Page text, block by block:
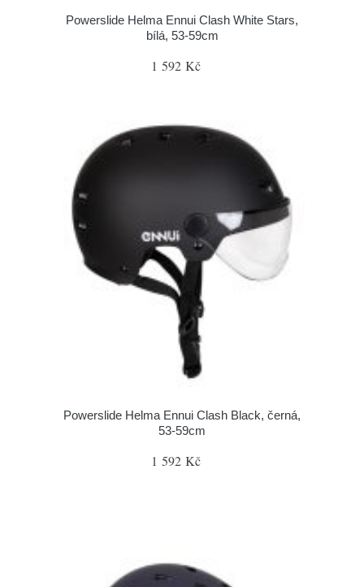
Powerslide Helma Ennui Clash White Stars,
bílá, 53-59cm
1 592 Kč
Powerslide Helma Ennui Clash Black, černá,
53-59cm
1 592 Kč